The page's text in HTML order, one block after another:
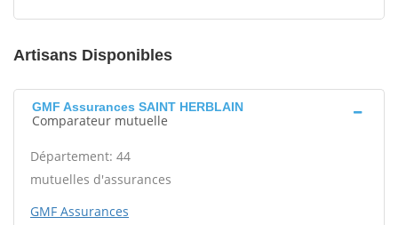
Artisans Disponibles
GMF Assurances SAINT HERBLAIN
Comparateur mutuelle
Département: 44
mutuelles d'assurances
GMF Assurances